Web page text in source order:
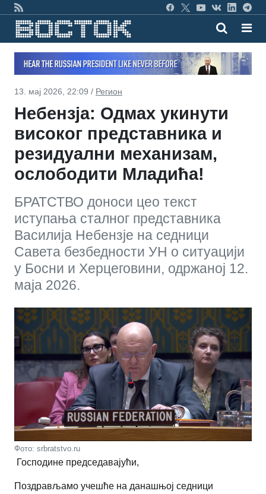
13. мај 2026, 22:09 / Регион
Небензја: Одмах укинути
високог представника и
резидуални механизам,
ослободити Младића!
БРАТСТВО доноси цео текст
иступања сталног представника
Василија Небензје на седници
Савета безбедности УН о ситуацији
у Босни и Херцеговини, одржаној 12.
маја 2026.
Фото: srbratstvo.ru
Господине председавајући,
Поздрављамо учешће на данашњој седници